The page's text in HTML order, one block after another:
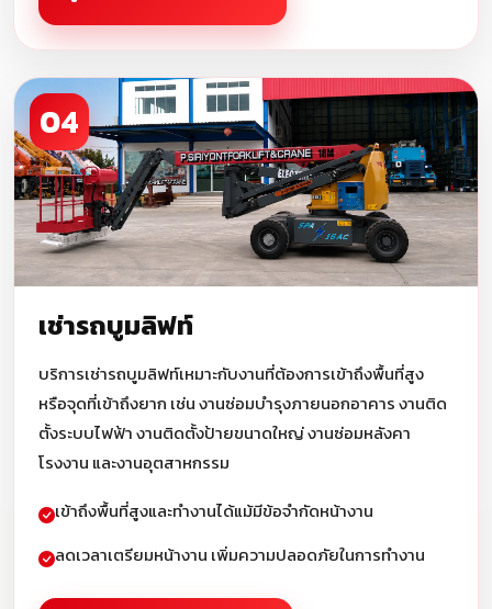
04
เช่ารถบูมลิฟท์
บริการเช่ารถบูมลิฟท์เหมาะกับงานที่ต้องการเข้าถึงพื้นที่สูง
หรือจุดที่เข้าถึงยาก เช่น งานซ่อมบำรุงภายนอกอาคาร งานติด
ตั้งระบบไฟฟ้า งานติดตั้งป้ายขนาดใหญ่ งานซ่อมหลังคา
โรงงาน และงานอุตสาหกรรม
เข้าถึงพื้นที่สูงและทำงานได้แม้มีข้อจำกัดหน้างาน
ลดเวลาเตรียมหน้างาน เพิ่มความปลอดภัยในการทำงาน